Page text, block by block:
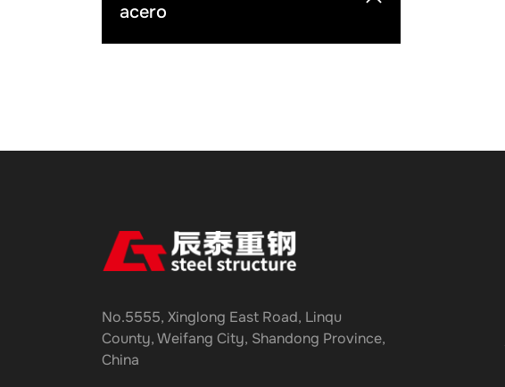
acero
No.5555, Xinglong East Road, Linqu
County, Weifang City, Shandong Province,
China